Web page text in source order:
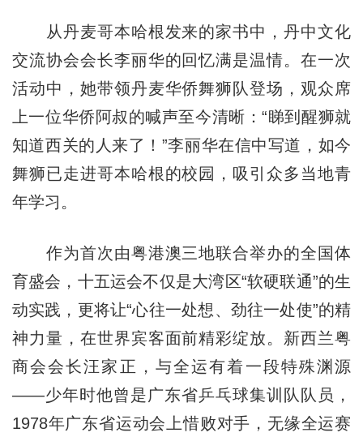
从丹麦哥本哈根发来的家书中，丹中文化
交流协会会长李丽华的回忆满是温情。在一次
活动中，她带领丹麦华侨舞狮队登场，观众席
上一位华侨阿叔的喊声至今清晰：“睇到醒狮就
知道西关的人来了！”李丽华在信中写道，如今
舞狮已走进哥本哈根的校园，吸引众多当地青
年学习。
作为首次由粤港澳三地联合举办的全国体
育盛会，十五运会不仅是大湾区“软硬联通”的生
动实践，更将让“心往一处想、劲往一处使”的精
神力量，在世界宾客面前精彩绽放。新西兰粤
商会会长汪家正，与全运有着一段特殊渊源
——少年时他曾是广东省乒乓球集训队队员，
1978年广东省运动会上惜败对手，无缘全运赛